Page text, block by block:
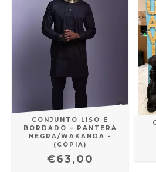
CONJUNTO LISO E
BORDADO – PANTERA
NEGRA/WAKANDA -
(CÓPIA)
€63,00